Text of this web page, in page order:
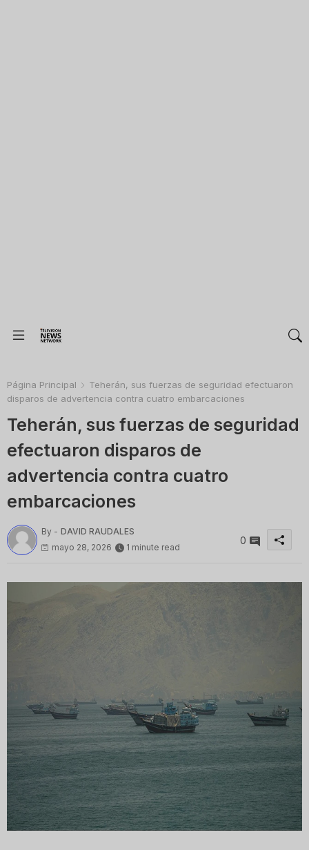
Página Principal
Teherán, sus fuerzas de seguridad efectuaron
disparos de advertencia contra cuatro embarcaciones
Teherán, sus fuerzas de seguridad
efectuaron disparos de
advertencia contra cuatro
embarcaciones
By - DAVID RAUDALES
mayo 28, 2026
1 minute read
0